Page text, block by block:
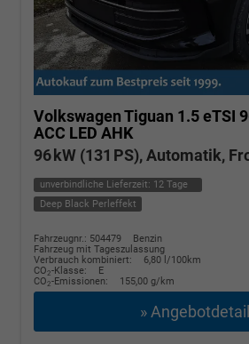
Volkswagen Tiguan 1.5 eTSI
ACC LED AHK
96 kW (131 PS), Automatik,
unverbindliche Lieferzeit: 12 Tage
Deep Black Perleffekt
Fahrzeugnr.: 504479
Benzin
Fahrzeug mit Tageszulassung
Verbrauch kombiniert:
6,80 l/100km
CO2-Klasse:
E
CO2-Emissionen: 155,00 g/km
»